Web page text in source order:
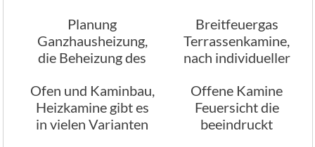
Kaminbau
Stamminger
Planung
Ganzhausheizung,
die Beheizung des
Breitfeuergas
Terrassenkamine,
nach individueller
Ofen und Kaminbau,
Heizkamine gibt es
in vielen Varianten
Offene Kamine
Feuersicht die
beeindruckt